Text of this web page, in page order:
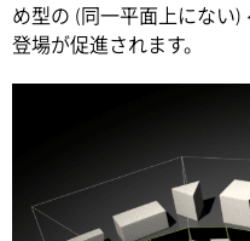
め型の (同一平面上にない
登場が促進されます。